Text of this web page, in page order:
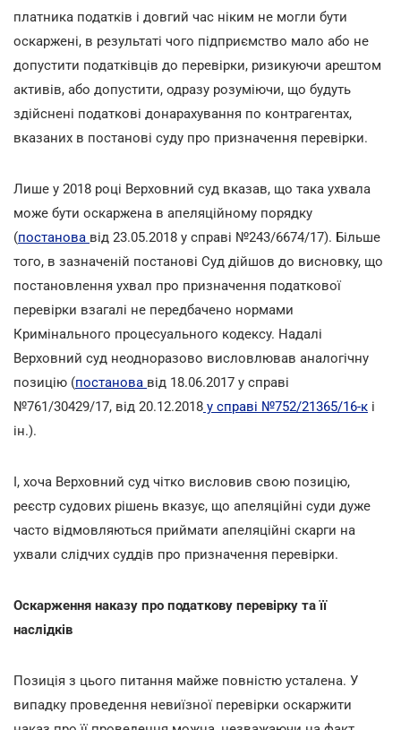
платника податків і довгий час ніким не могли бути
оскаржені, в результаті чого підприємство мало або не
допустити податківців до перевірки, ризикуючи арештом
активів, або допустити, одразу розуміючи, що будуть
здійснені податкові донарахування по контрагентах,
вказаних в постанові суду про призначення перевірки.
Лише у 2018 році Верховний суд вказав, що така ухвала
може бути оскаржена в апеляційному порядку
(постанова від 23.05.2018 у справі №243/6674/17). Більше
того, в зазначеній постанові Суд дійшов до висновку, що
постановлення ухвал про призначення податкової
перевірки взагалі не передбачено нормами
Кримінального процесуального кодексу. Надалі
Верховний суд неодноразово висловлював аналогічну
позицію (постанова від 18.06.2017 у справі
№761/30429/17, від 20.12.2018 у справі №752/21365/16-к і
ін.).
І, хоча Верховний суд чітко висловив свою позицію,
реєстр судових рішень вказує, що апеляційні суди дуже
часто відмовляються приймати апеляційні скарги на
ухвали слідчих суддів про призначення перевірки.
Оскарження наказу про податкову перевірку та її
наслідків
Позиція з цього питання майже повністю усталена. У
випадку проведення невиїзної перевірки оскаржити